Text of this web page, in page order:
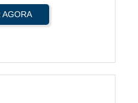
AGORA